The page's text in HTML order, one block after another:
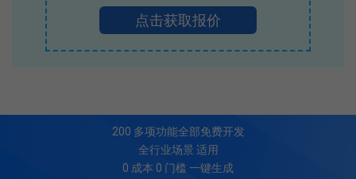
点击获取报价
200 多项功能全部免费开发
全行业场景 适用
0 成本 0 门槛 一键生成